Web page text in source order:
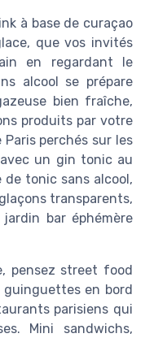
à base de curaçao
que vos invités
en regardant le
alcool se prépare
bien fraîche,
produits par votre
perchés sur les
un gin tonic au
de tonic sans alcool,
transparents,
bar éphémère
pensez street food
guinguettes en bord
parisiens qui
Mini sandwichs,